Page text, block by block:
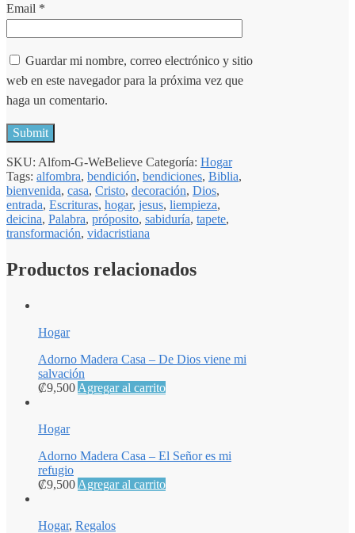
Email *
Guardar mi nombre, correo electrónico y sitio
web en este navegador para la próxima vez que
haga un comentario.
SKU: Alfom-G-WeBelieve Categoría: Hogar
Tags: alfombra, bendición, bendiciones, Biblia,
bienvenida, casa, Cristo, decoración, Dios,
entrada, Escrituras, hogar, jesus, liempieza,
deicina, Palabra, próposito, sabiduría, tapete,
transformación, vidacristiana
Productos relacionados
Hogar
Adorno Madera Casa – De Dios viene mi
salvación
₡9,500 Agregar al carrito
Hogar
Adorno Madera Casa – El Señor es mi
refugio
₡9,500 Agregar al carrito
Hogar, Regalos